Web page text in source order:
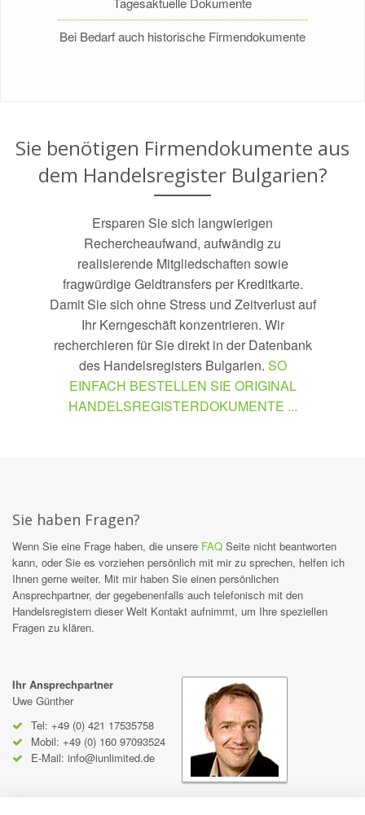
Bei Bedarf auch historische Firmendokumente
Sie benötigen Firmendokumente aus
dem Handelsregister Bulgarien?
Ersparen Sie sich langwierigen
Rechercheaufwand, aufwändig zu
realisierende Mitgliedschaften sowie
fragwürdige Geldtransfers per Kreditkarte.
Damit Sie sich ohne Stress und Zeitverlust auf
Ihr Kerngeschäft konzentrieren. Wir
recherchieren für Sie direkt in der Datenbank
des Handelsregisters Bulgarien. SO
EINFACH BESTELLEN SIE ORIGINAL
HANDELSREGISTERDOKUMENTE ...
Sie haben Fragen?
Wenn Sie eine Frage haben, die unsere FAQ Seite nicht beantworten
kann, oder Sie es vorziehen persönlich mit mir zu sprechen, helfen ich
Ihnen gerne weiter. Mit mir haben Sie einen persönlichen
Ansprechpartner, der gegebenenfalls auch telefonisch mit den
Handelsregistern dieser Welt Kontakt aufnimmt, um Ihre speziellen
Fragen zu klären.
Ihr Ansprechpartner
Uwe Günther
Tel: +49 (0) 421 17535758
Mobil: +49 (0) 160 97093524
E-Mail: info@iunlimited.de